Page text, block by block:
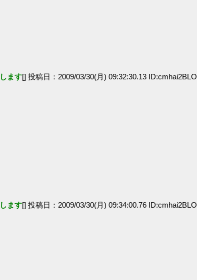
ます[] 投稿日：2009/03/30(月) 09:32:30.13 ID:cmhai2BLO
ます[] 投稿日：2009/03/30(月) 09:34:00.76 ID:cmhai2BLO